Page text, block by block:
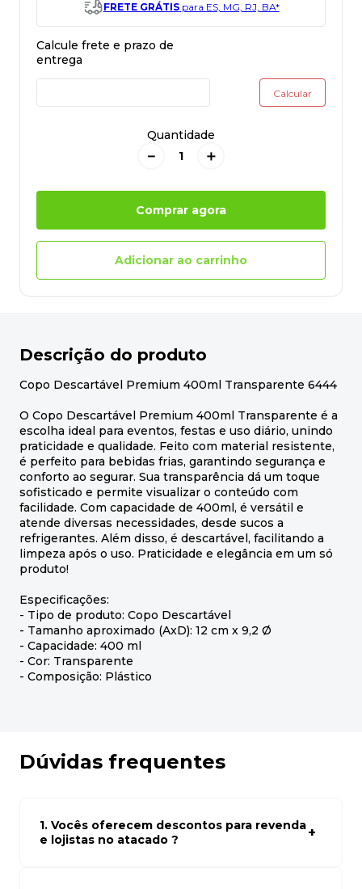
FRETE GRÁTISpara ES, MG, RJ, BA*
Quantidade
＋
－
Comprar agora
Adicionar ao carrinho
Descrição do produto
Copo Descartável Premium 400ml Transparente 6444
O Copo Descartável Premium 400ml Transparente é a
escolha ideal para eventos, festas e uso diário, unindo
praticidade e qualidade. Feito com material resistente,
é perfeito para bebidas frias, garantindo segurança e
conforto ao segurar. Sua transparência dá um toque
sofisticado e permite visualizar o conteúdo com
facilidade. Com capacidade de 400ml, é versátil e
atende diversas necessidades, desde sucos a
refrigerantes. Além disso, é descartável, facilitando a
limpeza após o uso. Praticidade e elegância em um só
produto!
Especificações:
- Tipo de produto: Copo Descartável
- Tamanho aproximado (AxD): 12 cm x 9,2 Ø
- Capacidade: 400 ml
- Cor: Transparente
- Composição: Plástico
Dúvidas frequentes
1. Vocês oferecem descontos para revenda
e lojistas no atacado ?